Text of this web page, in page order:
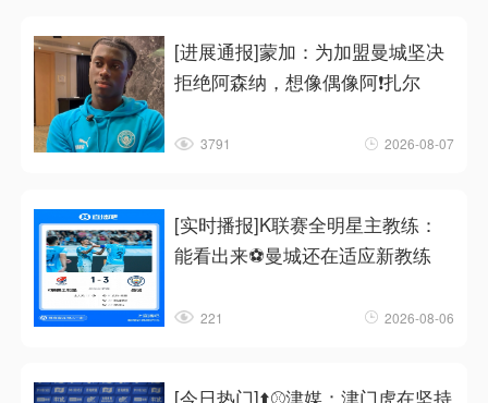
[进展通报]蒙加：为加盟曼城坚决
拒绝阿森纳，想像偶像阿❗扎尔
3791 2026-08-07
[实时播报]K联赛全明星主教练：
能看出来⚽曼城还在适应新教练
221 2026-08-06